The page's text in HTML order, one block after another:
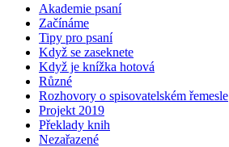
Akademie psaní
Začínáme
Tipy pro psaní
Když se zaseknete
Když je knížka hotová
Různé
Rozhovory o spisovatelském řemesle
Projekt 2019
Překlady knih
Nezařazené